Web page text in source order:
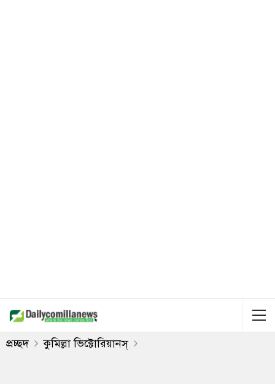
প্রচ্ছদ কুমিল্লা ভিক্টোরিয়ানস্